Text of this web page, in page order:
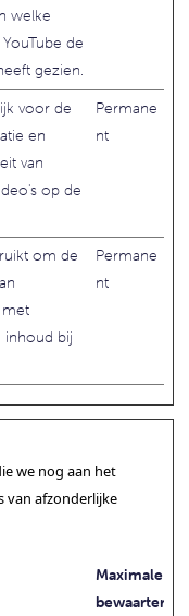
welke
de
gezien.
voor de
en
van
op de
Permane
nt
om de
inhoud bij
Permane
nt
we nog aan het
van afzonderlijke
Maximale